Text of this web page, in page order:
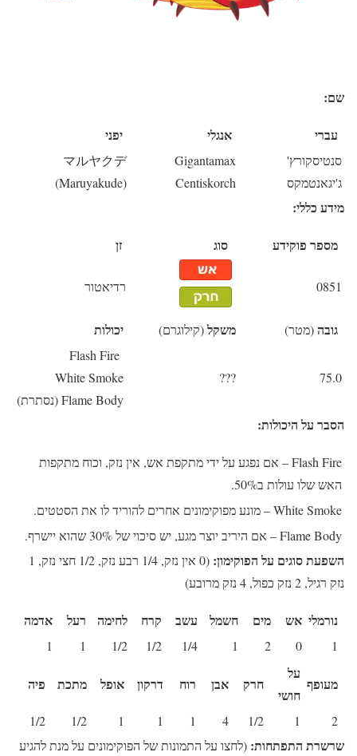
שם:
עברי אנגלי יפני
סנטיסקורץ'
ג'יגאנטמקס
Gigantamax
Centiskorch
マルヤクデ
(Maruyakude)
מידע כללי:
מספר פוקידע סוג זן
0851 רדיאטור
גובה(מטר) משקל(קילוגרם) יכולות
75.0
???
White Smoke
Flame Body (נסתרת)
הסבר על היכולות:
Flash Fire– אם נפגע על ידי מתקפת אש, אין נזק, וכוח מתקפות
האש שלו עולות ב50%.
White Smoke– מונע מפוקימונים אחרים להוריד לו את הסטטים.
Flame Body– אם היריב יוצר מגע, יש סיכוי של 30% שהוא יישרף.
השפעת סוגים על הפוקימון:
(0 אין נזק, 1/4 רבע נזק, 1/2 חצי נזק, 1
נזק רגיל, 2 נזק כפול, 4 נזק מרובע)
נורמלי אש מים חשמל עשב קרח לחימה רעל אדמה
0
2
1
1/4
1/2
1/2
1
1
מעופף
על
חושי
חרק אבן רוח דרקון אופל מתכת פיה
1
1/2
4
1
1
1
1/2
1/2
שרשרת התפתחות: (לחצו על התמונות של הפוקימונים על מנת להגיע